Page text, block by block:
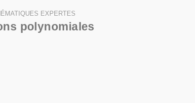
EXPERTES
polynomiales